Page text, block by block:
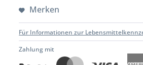
Merken
Für Informationen zur
Zahlung mit